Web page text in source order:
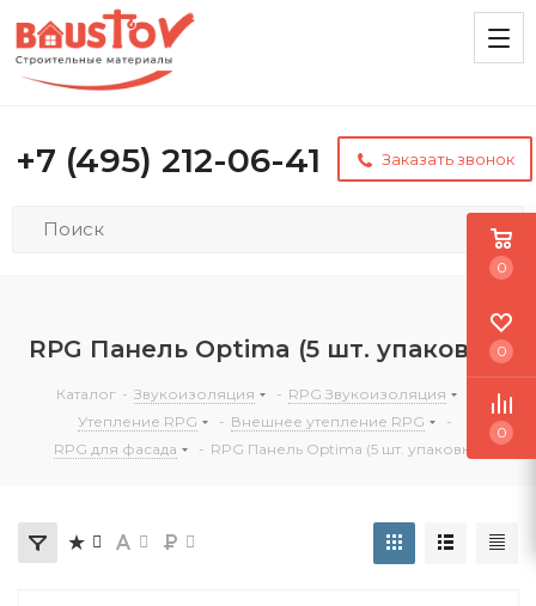
+7 (495) 212-06-41 Заказать звонок
RPG Панель Optima (5 шт. упаковка)
Каталог - Звукоизоляция - RPG Звукоизоляция
Утепление RPG
- Внешнее утепление RPG
-
RPG для фасада
- RPG Панель Optima (5 шт. упаковка)
0
0
0